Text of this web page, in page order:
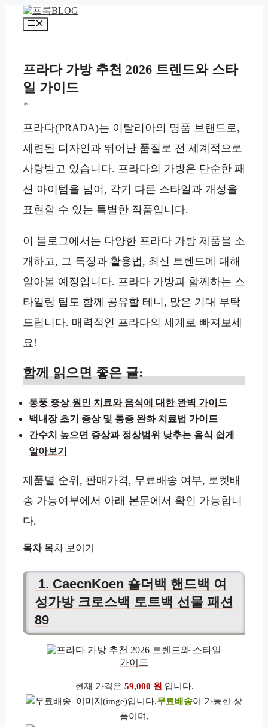
메
프라다 가방 추천 2026 트렌드와 스타
일 가이드
*
프라다(PRADA)는 이탈리아의 명품 브랜드로,
세련된 디자인과 뛰어난 품질로 전 세계적으로
사랑받고 있습니다. 프라다의 가방은 단순한 패
션 아이템을 넘어, 각기 다른 스타일과 개성을
표현할 수 있는 특별한 작품입니다.
이 블로그에서는 다양한 프라다 가방 제품을 소
개하고, 그 특징과 활용법, 최신 트렌드에 대해
알아볼 예정입니다. 프라다 가방과 함께하는 스
타일링 팁도 함께 공유할 테니, 많은 기대 부탁
드립니다. 매력적인 프라다의 세계로 빠져보세
요!
함께 읽으면 좋은 글:
통풍 증상 원인 치료와 음식에 대한 완벽 가이드
백내장 초기 증상 및 통증 완화 치료법 가이드
간수치 높으면 증상과 정상범위 낮추는 음식 쉽게
알아보기
제품별 순위, 판매가격, 무료배송 여부, 로켓배
송 가능여부에서 아래 본문에서 확인 가능합니
다.
목차 목차 보이기
1. CaecnKoen 숄더백 핸드백 여
성가방 크로스백 토트백 선물 패션
89
현재 가격은 59,000 원 입니다.
무료배송이 가능한 상
품이며,